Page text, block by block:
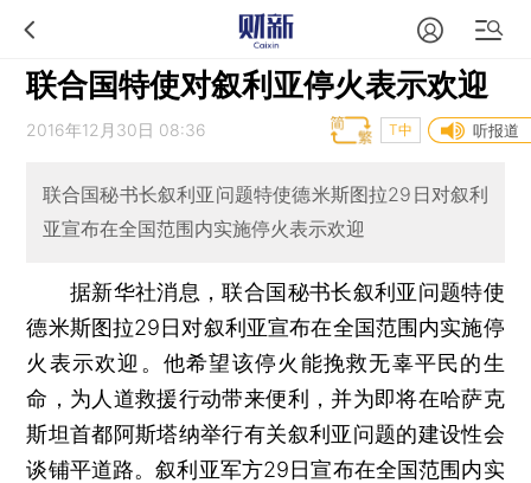
联合国特使对叙利亚停火表示欢迎
2016年12月30日 08:36 听报道
T中
联合国秘书长叙利亚问题特使德米斯图拉29日对叙利
亚宣布在全国范围内实施停火表示欢迎
据新华社消息，联合国秘书长叙利亚问题特使
德米斯图拉29日对叙利亚宣布在全国范围内实施停
火表示欢迎。他希望该停火能挽救无辜平民的生
命，为人道救援行动带来便利，并为即将在哈萨克
斯坦首都阿斯塔纳举行有关叙利亚问题的建设性会
谈铺平道路。叙利亚军方29日宣布在全国范围内实